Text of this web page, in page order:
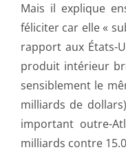
Mais il explique
féliciter car elle «
rapport aux États-
produit intérieur
sensiblement le
milliards de
important outre-
milliards contre